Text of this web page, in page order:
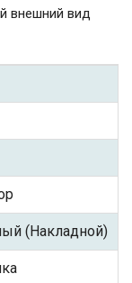
внешний вид
(Накладной)